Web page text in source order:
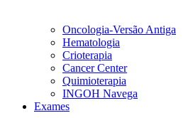
Oncologia-Versão Antiga
Hematologia
Crioterapia
Cancer Center
Quimioterapia
INGOH Navega
Exames